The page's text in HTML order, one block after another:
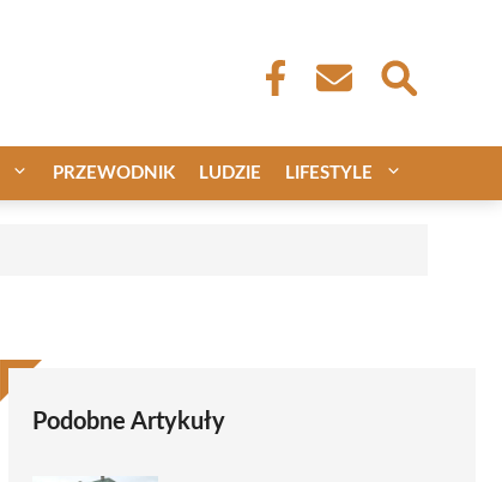
PRZEWODNIK LUDZIE LIFESTYLE
Podobne Artykuły